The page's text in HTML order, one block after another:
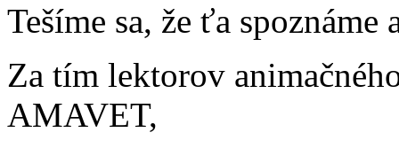
Tešíme sa, že ťa spoznáme
Za tím lektorov
AMAVET,